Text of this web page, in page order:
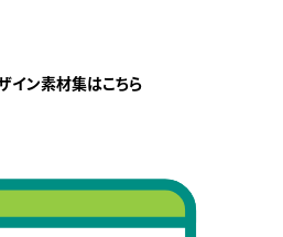
イン素材集はこちら